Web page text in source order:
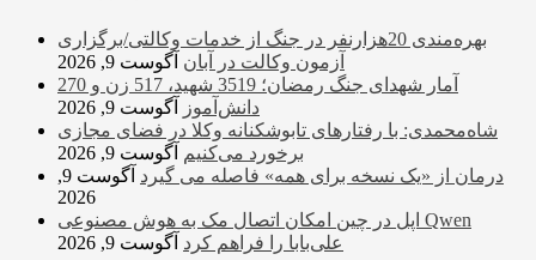
بهره‌مندی 20هزارنفر در جنگ از خدمات وکالتی/برگزاری
آزمون وکالت در آبان آگوست 9, 2026
آمار شهدای جنگ رمضان؛ 3519 شهید، 517 زن و 270
دانش‌آموز
آگوست 9, 2026
شاه‌محمدی: با رفتارهای تابوشکنانه وکلا در فضای مجازی
برخورد می‌کنیم آگوست 9, 2026
درمان از «یک نسخه برای همه» فاصله می گیرد
آگوست 9,
2026
اپل در چین امکان اتصال مک به هوش مصنوعی Qwen
علی‌بابا را فراهم کرد آگوست 9, 2026